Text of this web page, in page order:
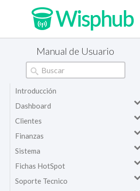
Manual de Usuario
Introducción
Dashboard
Clientes
Finanzas
Sistema
Fichas HotSpot
Soporte Tecnico